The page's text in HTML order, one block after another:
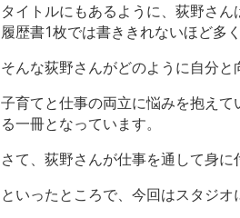
タイトルにもあるように、荻野さ
履歴書1枚では書ききれないほど多
そんな荻野さんがどのように自分
子育てと仕事の両立に悩みを抱え
る一冊となっています。
さて、荻野さんが仕事を通して身に
といったところで、今回はスタジ